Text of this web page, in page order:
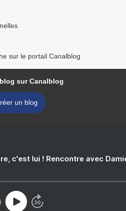
sur le portail Canalblog
sur Canalblog
un blog
c'est lui ! Rencontre avec